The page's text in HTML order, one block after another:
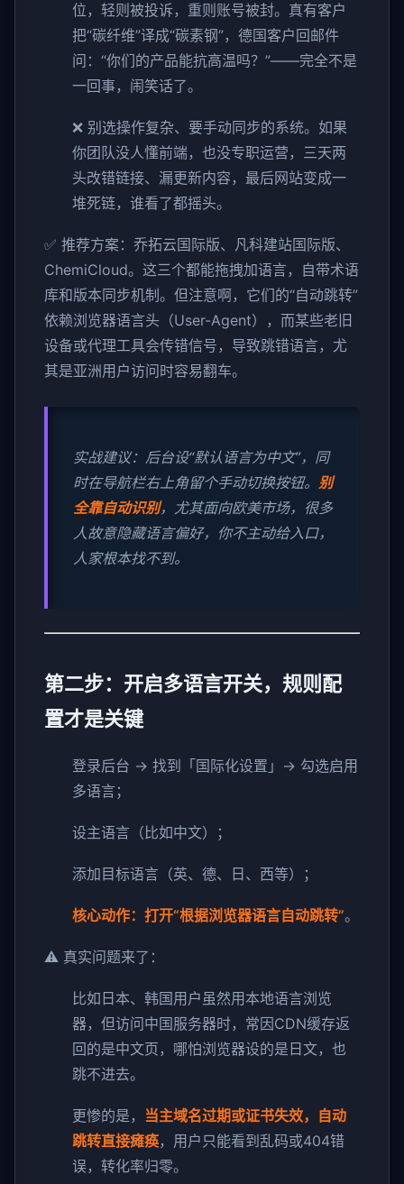
位，轻则被投诉，重则账号被封。真有客户
把“碳纤维”译成“碳素钢”，德国客户回邮件
问：“你们的产品能抗高温吗？”——完全不是
一回事，闹笑话了。
❌ 别选操作复杂、要手动同步的系统。如果
你团队没人懂前端，也没专职运营，三天两
头改错链接、漏更新内容，最后网站变成一
堆死链，谁看了都摇头。
✅ 推荐方案：乔拓云国际版、凡科建站国际版、
ChemiCloud。这三个都能拖拽加语言，自带术语
库和版本同步机制。但注意啊，它们的“自动跳转”
依赖浏览器语言头（User-Agent），而某些老旧
设备或代理工具会传错信号，导致跳错语言，尤
其是亚洲用户访问时容易翻车。
实战建议：后台设“默认语言为中文”，同
时在导航栏右上角留个手动切换按钮。 别
全靠自动识别，尤其面向欧美市场，很多
人故意隐藏语言偏好，你不主动给入口，
人家根本找不到。
第二步：开启多语言开关，规则配
置才是关键
登录后台 → 找到「国际化设置」→ 勾选启用
多语言；
设主语言（比如中文）；
添加目标语言（英、德、日、西等）；
核心动作：打开“根据浏览器语言自动跳转”。
⚠️ 真实问题来了：
比如日本、韩国用户虽然用本地语言浏览
器，但访问中国服务器时，常因CDN缓存返
回的是中文页，哪怕浏览器设的是日文，也
跳不进去。
更惨的是， 当主域名过期或证书失效，自动
跳转直接瘫痪，用户只能看到乱码或404错
误，转化率归零。